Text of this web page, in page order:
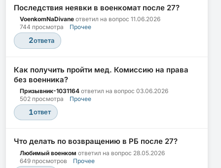
Последствия неявки в военкомат после 27?
VoenkomNaDivane ответил на вопрос 11.06.2026
744 просмотра
Прочее
2ответа
Как получить пройти мед. Комиссию на права
без военника?
Призывник-1031164 ответил на вопрос 03.06.2026
502 просмотра
Прочее
1ответ
Что делать по возвращению в РБ после 27?
Любимый военком ответил на вопрос 28.05.2026
649 просмотров
Прочее